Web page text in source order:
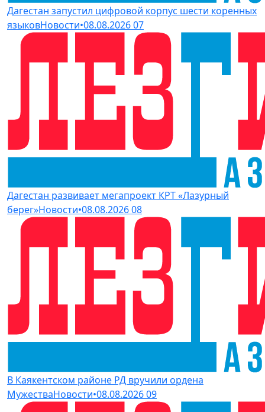
Дагестан запустил цифровой корпус шести коренных
языковНовости•08.08.202607
Дагестан развивает мегапроект КРТ «Лазурный
берег»Новости•08.08.202608
В Каякентском районе РД вручили ордена
МужестваНовости•08.08.202609